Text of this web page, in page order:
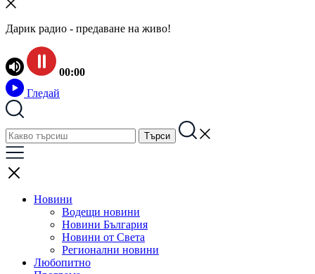
Дарик радио - предаване на живо!
00:00
Гледай
Новини
Водещи новини
Новини България
Новини от Света
Регионални новини
Любопитно